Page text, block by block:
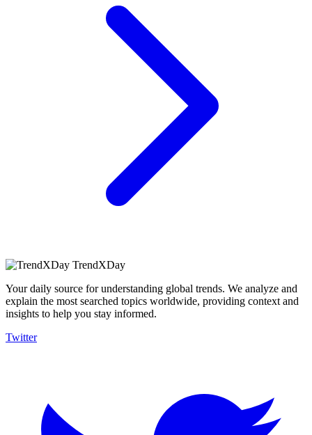
TrendXDay
Your daily source for understanding global trends. We analyze and
explain the most searched topics worldwide, providing context and
insights to help you stay informed.
Twitter